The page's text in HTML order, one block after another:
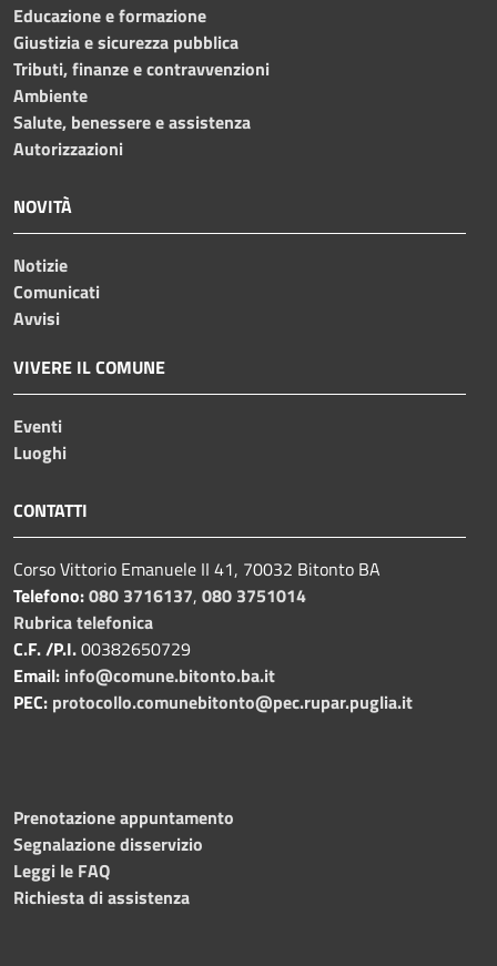
Educazione e formazione
Giustizia e sicurezza pubblica
Tributi, finanze e contravvenzioni
Ambiente
Salute, benessere e assistenza
Autorizzazioni
NOVITÀ
Notizie
Comunicati
Avvisi
VIVERE IL COMUNE
Eventi
Luoghi
CONTATTI
Corso Vittorio Emanuele II 41, 70032 Bitonto BA
Telefono:080 3716137, 080 3751014
Rubrica telefonica
C.F. /P.I.00382650729
Email: info@comune.bitonto.ba.it
PEC: protocollo.comunebitonto@pec.rupar.puglia.it
Prenotazione appuntamento
Segnalazione disservizio
Leggi le FAQ
Richiesta di assistenza